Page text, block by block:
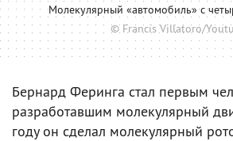
Молекулярный «автомобиль» с
© Francis Villatoro/
Бернард Феринга стал первым
разработавшим молекулярный
году он сделал молекулярный